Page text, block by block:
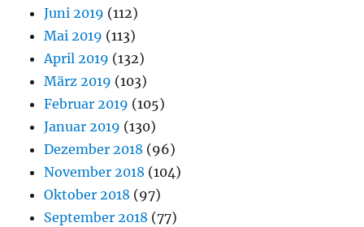
Juni 2019 (112)
Mai 2019 (113)
April 2019 (132)
März 2019 (103)
Februar 2019 (105)
Januar 2019 (130)
Dezember 2018 (96)
November 2018 (104)
Oktober 2018 (97)
September 2018 (77)